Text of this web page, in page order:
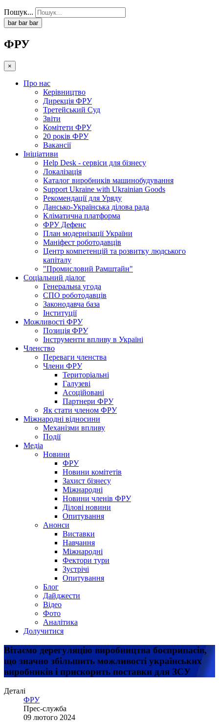
Пошук...
bar bar bar
ФРУ
×
Про нас
Керівництво
Дирекція ФРУ
Третейський Суд
Звіти
Комітети ФРУ
20 років ФРУ
Вакансії
Ініціативи
Help Desk - сервіси для бізнесу
Локалізація
Каталог виробників машинобудування
Support Ukraine with Ukrainian Goods
Рекомендації для Уряду
Дансько-Українська ділова рада
Кліматична платформа
ФРУ Дефенс
План модернізації України
Маніфест роботодавців
Центр компетенцій та розвитку людського
капіталу
"Промисловий Рамштайн"
Соціальний діалог
Генеральна угода
СПО роботодавців
Законодавча база
Інституції
Можливості ФРУ
Позиція ФРУ
Інструменти впливу в Україні
Членство
Переваги членства
Члени ФРУ
Територіальні
Галузеві
Асоційовані
Партнери ФРУ
Як стати членом ФРУ
Міжнародні відносини
Механізми впливу
Події
Медіа
Новини
ФРУ
Новини комітетів
Захист бізнесу
Міжнародні
Новини членів ФРУ
Ділові новини
Опитування
Анонси
Виставки
Навчання
Міжнародні
Фектори тури
Зустрічі
Опитування
Блог
Дайджести
Відео
Фото
Аналітика
Долучитися
Вітаємо дерегуляцію виробництва боєприпасів,
що значно збільшить можливості українських
виробників і прискорить поставки для ЗСУ
Деталі
ФРУ
Прес-служба
09 лютого 2024